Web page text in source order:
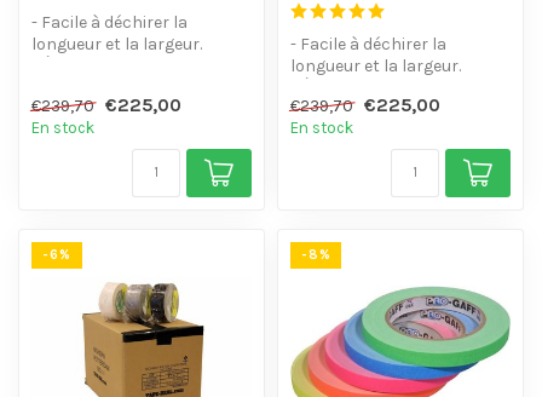
- Facile à déchirer la
longueur et la largeur.
€239,70 €225,00
En stock
- Facile à déchirer la
longueur et la largeur.
- Ne laissez pas de ...
€239,70 €225,00
En stock
-6% -8%